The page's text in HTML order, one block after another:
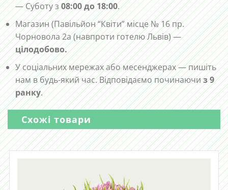
— Суботу з08:00 до 18:00.
Магазин (Павільйон “Квіти” місце № 16 пр.
Чорновола 2а (навпроти готелю Львів) —
цілодобово.
У соціальних мережах або месенджерах — пишіть
нам в будь-який час. Відповідаємо починаючиз 9
ранку.
Схожі товари